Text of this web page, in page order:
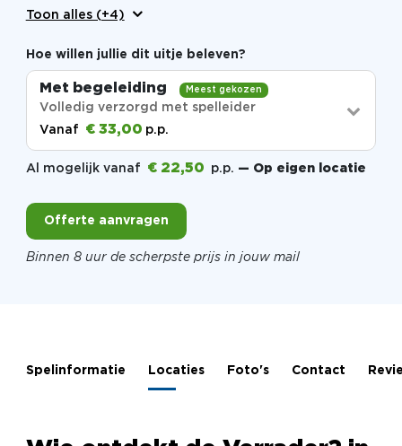
Toon alles (+4)
Hoe willen jullie dit uitje beleven?
Met begeleiding Meest gekozen
Volledig verzorgd met spelleider
Vanaf € 33,00 p.p.
Al mogelijk vanaf € 22,50 p.p. — Op eigen locatie
Offerte aanvragen
Binnen 8 uur de scherpste prijs in jouw mail
Spelinformatie Locaties Foto's Contact